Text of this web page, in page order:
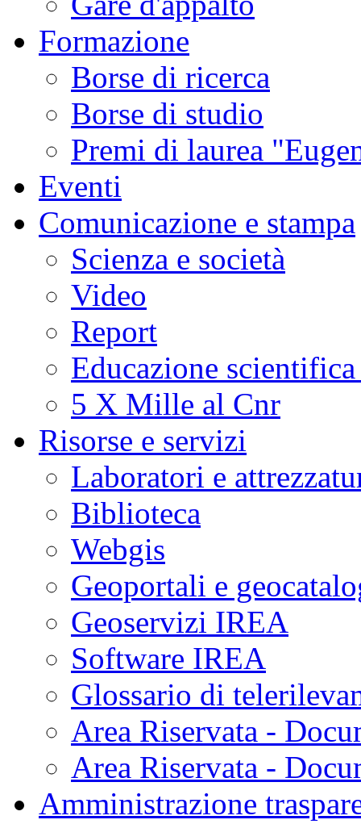
Formazione
Borse di ricerca
Borse di studio
Premi di laurea
Eventi
Comunicazione e stampa
Scienza e società
Video
Report
Educazione
5 X Mille al Cnr
Risorse e servizi
Laboratori e
Biblioteca
Webgis
Geoportali e
Geoservizi IREA
Software IREA
Glossario di
Area Riservata -
Area Riservata -
Amministrazione